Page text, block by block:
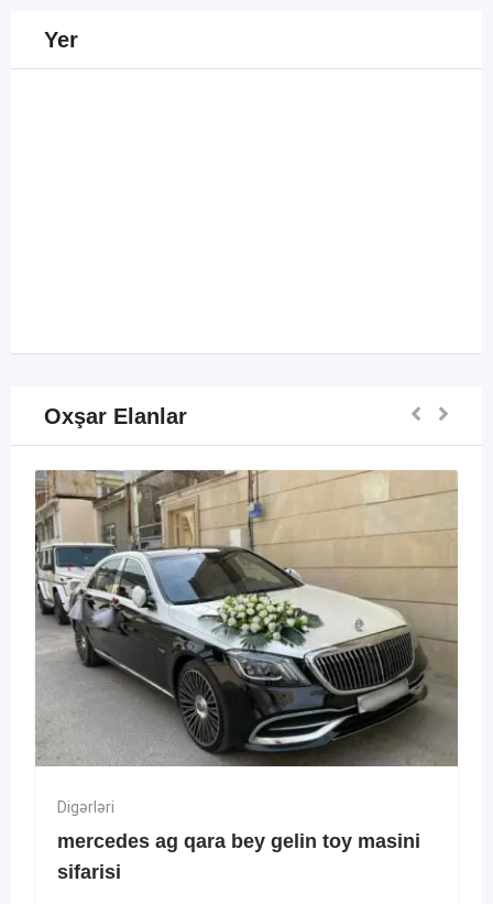
Yer
Oxşar Elanlar
Digərləri
mercedes ag qara bey gelin toy masini
sifarisi